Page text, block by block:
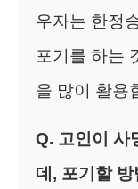
우자는 한정
포기를 하는
을 많이 활용
Q. 고인이 사
데, 포기할